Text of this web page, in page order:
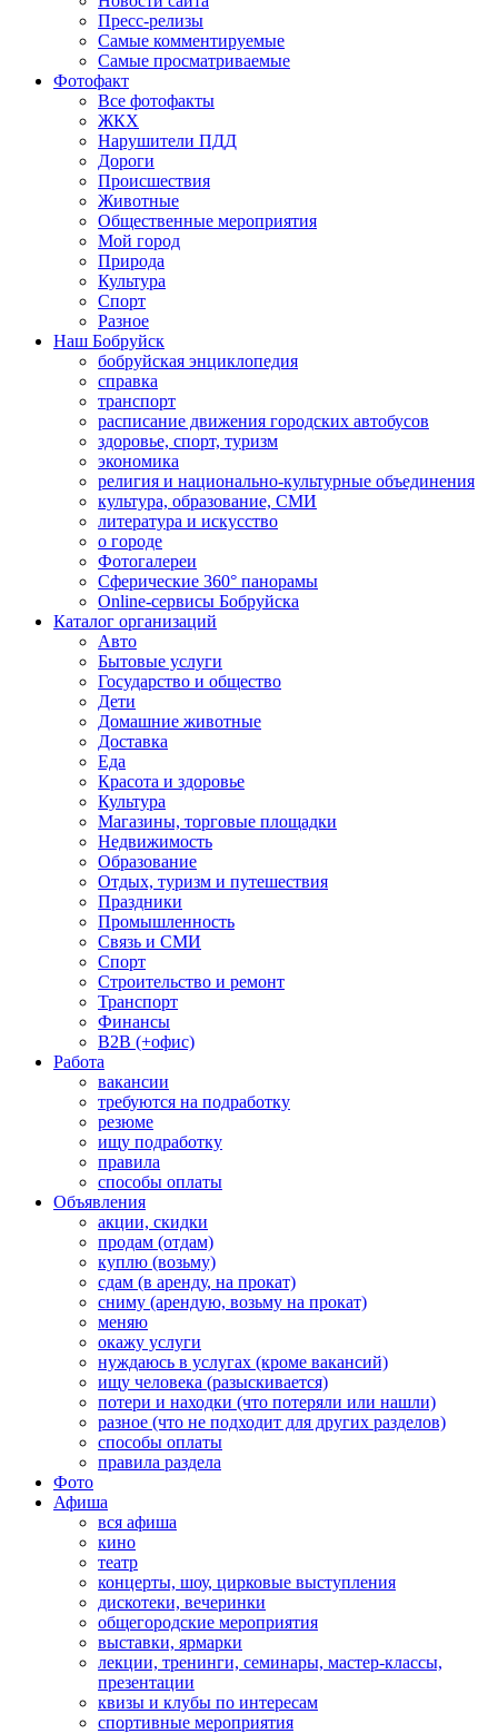
Пресс-релизы
Самые комментируемые
Самые просматриваемые
Фотофакт
Все фотофакты
ЖКХ
Нарушители ПДД
Дороги
Происшествия
Животные
Общественные мероприятия
Мой город
Природа
Культура
Спорт
Разное
Наш Бобруйск
бобруйская энциклопедия
справка
транспорт
расписание движения городских автобусов
здоровье, спорт, туризм
экономика
религия и национально-культурные объединения
культура, образование, СМИ
литература и искусство
о городе
Фотогалереи
Сферические 360° панорамы
Online-сервисы Бобруйска
Каталог организаций
Авто
Бытовые услуги
Государство и общество
Дети
Домашние животные
Доставка
Еда
Красота и здоровье
Культура
Магазины, торговые площадки
Недвижимость
Образование
Отдых, туризм и путешествия
Праздники
Промышленность
Связь и СМИ
Спорт
Строительство и ремонт
Транспорт
Финансы
B2B (+офис)
Работа
вакансии
требуются на подработку
резюме
ищу подработку
правила
способы оплаты
Объявления
акции, скидки
продам (отдам)
куплю (возьму)
сдам (в аренду, на прокат)
сниму (арендую, возьму на прокат)
меняю
окажу услуги
нуждаюсь в услугах (кроме вакансий)
ищу человека (разыскивается)
потери и находки (что потеряли или нашли)
разное (что не подходит для других разделов)
способы оплаты
правила раздела
Фото
Афиша
вся афиша
кино
театр
концерты, шоу, цирковые выступления
дискотеки, вечеринки
общегородские мероприятия
выставки, ярмарки
лекции, тренинги, семинары, мастер-классы,
презентации
квизы и клубы по интересам
спортивные мероприятия